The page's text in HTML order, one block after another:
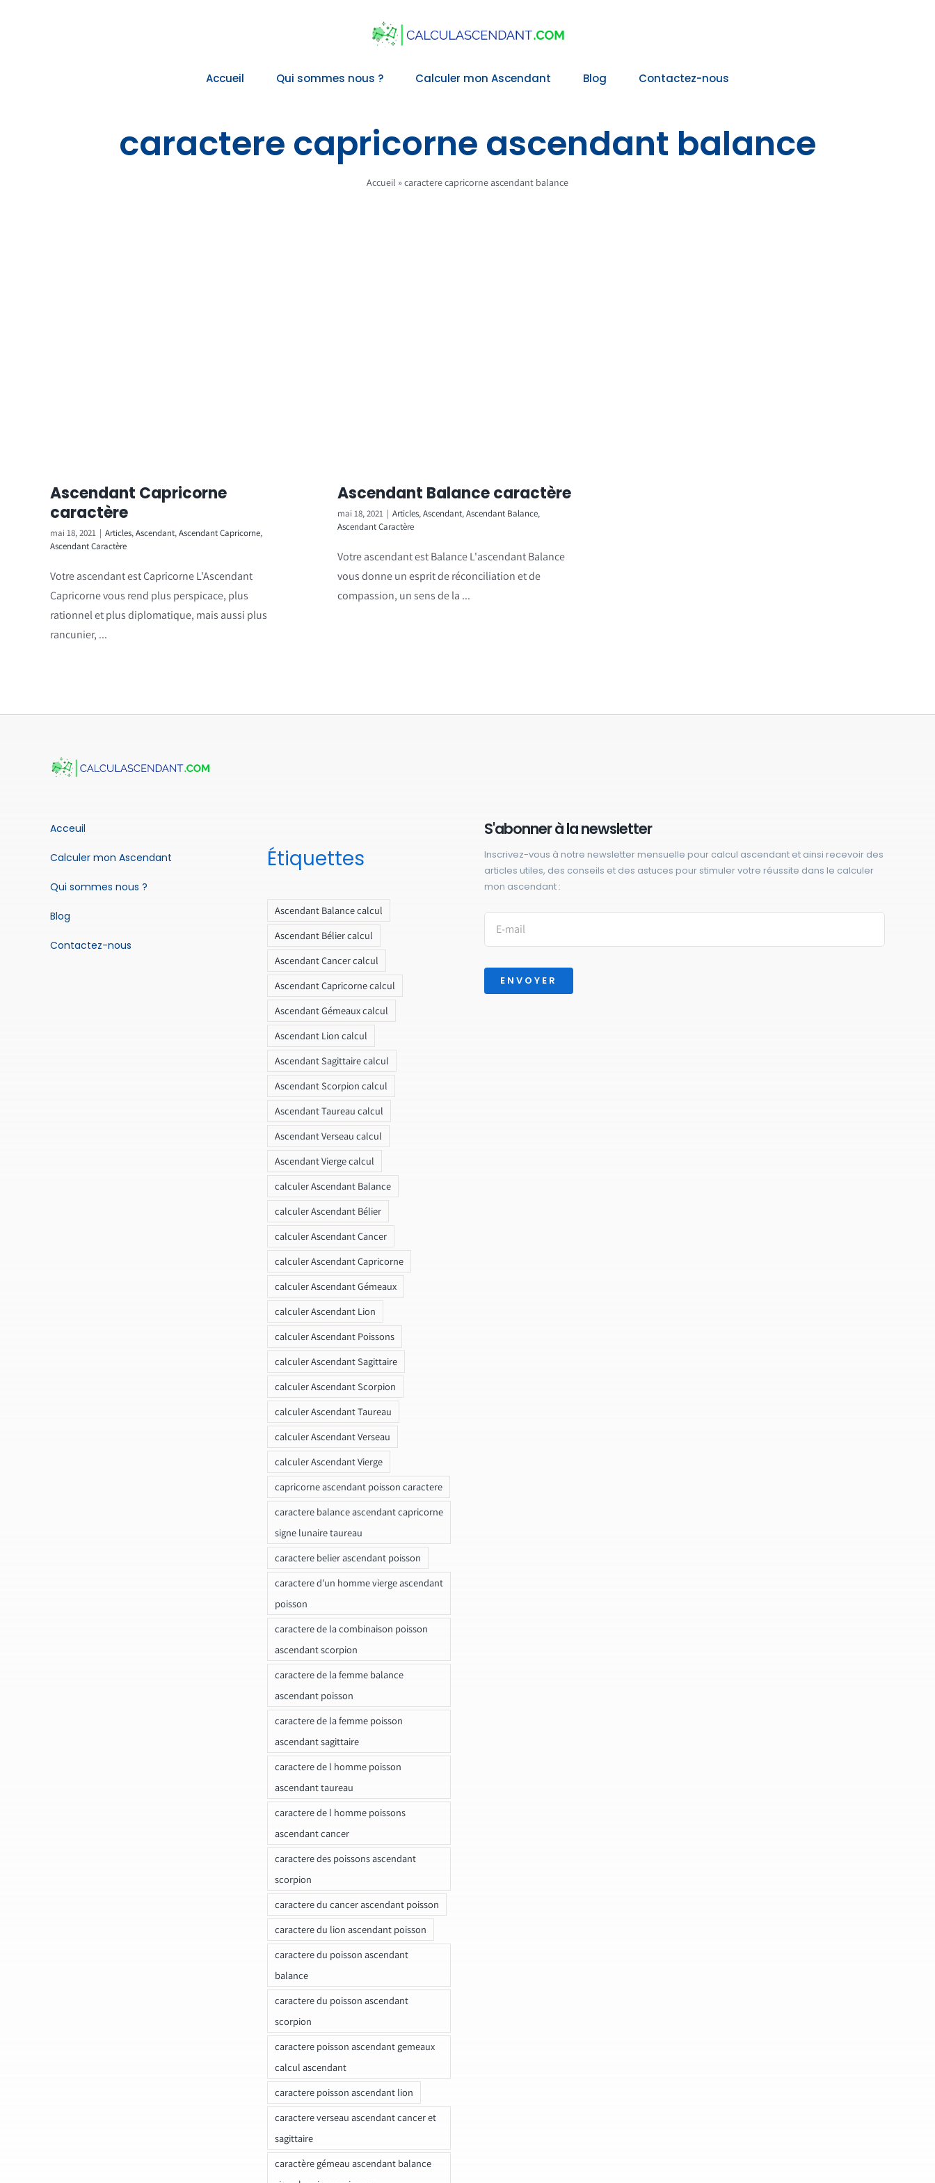
Accueil Qui sommes nous ? Calculer mon Ascendant Blog Contactez-nous
caractere capricorne ascendant balance
Accueil »caractere capricorne ascendant balance
Ascendant Capricorne
caractère
mai 18, 2021 | Articles,Ascendant,Ascendant Capricorne,
Ascendant Caractère
Votre ascendant est Capricorne L'Ascendant
Capricorne vous rend plus perspicace, plus
rationnel et plus diplomatique, mais aussi plus
rancunier, ...
Ascendant Balance caractère
mai 18, 2021 | Articles,Ascendant,Ascendant Balance,
Ascendant Caractère
Votre ascendant est Balance L'ascendant Balance
vous donne un esprit de réconciliation et de
compassion, un sens de la ...
Acceuil
Calculer mon Ascendant
Qui sommes nous ?
Blog
Contactez-nous
Étiquettes
Ascendant Balance calcul
Ascendant Bélier calcul
Ascendant Cancer calcul
Ascendant Capricorne calcul
Ascendant Gémeaux calcul
Ascendant Lion calcul
Ascendant Sagittaire calcul
Ascendant Scorpion calcul
Ascendant Taureau calcul
Ascendant Verseau calcul
Ascendant Vierge calcul
calculer Ascendant Balance
calculer Ascendant Bélier
calculer Ascendant Cancer
calculer Ascendant Capricorne
calculer Ascendant Gémeaux
calculer Ascendant Lion
calculer Ascendant Poissons
calculer Ascendant Sagittaire
calculer Ascendant Scorpion
calculer Ascendant Taureau
calculer Ascendant Verseau
calculer Ascendant Vierge
capricorne ascendant poisson caractere
caractere balance ascendant capricorne
signe lunaire taureau
caractere belier ascendant poisson
caractere d'un homme vierge ascendant
poisson
caractere de la combinaison poisson
ascendant scorpion
caractere de la femme balance
ascendant poisson
caractere de la femme poisson
ascendant sagittaire
caractere de l homme poisson
ascendant taureau
caractere de l homme poissons
ascendant cancer
caractere des poissons ascendant
scorpion
caractere du cancer ascendant poisson
caractere du lion ascendant poisson
caractere du poisson ascendant
balance
caractere du poisson ascendant
scorpion
caractere poisson ascendant gemeaux
calcul ascendant
caractere poisson ascendant lion
caractere verseau ascendant cancer et
sagittaire
caractère gémeau ascendant balance
S'abonner à la newsletter
Inscrivez-vous à notre newsletter mensuelle pour calcul ascendant et ainsi recevoir des
articles utiles, des conseils et des astuces pour stimuler votre réussite dans le calculer
mon ascendant :
ENVOYER